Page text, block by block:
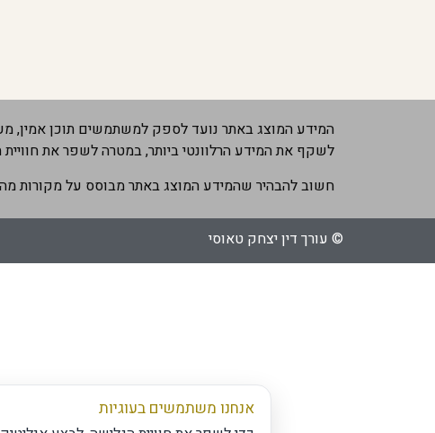
המידע המוצג באתר נועד לספק למשתמשים תוכן אמין,
לשקף את המידע הרלוונטי ביותר, במטרה לשפר את
חשוב להבהיר שהמידע המוצג באתר מבוסס על מקורות
© עורך דין יצחק טאוסי
אנחנו משתמשים בעוגיות